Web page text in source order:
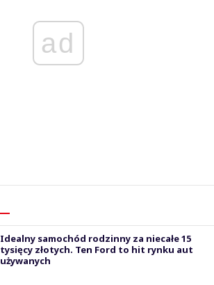
ad
Idealny samochód rodzinny za niecałe 15
tysięcy złotych. Ten Ford to hit rynku aut
używanych